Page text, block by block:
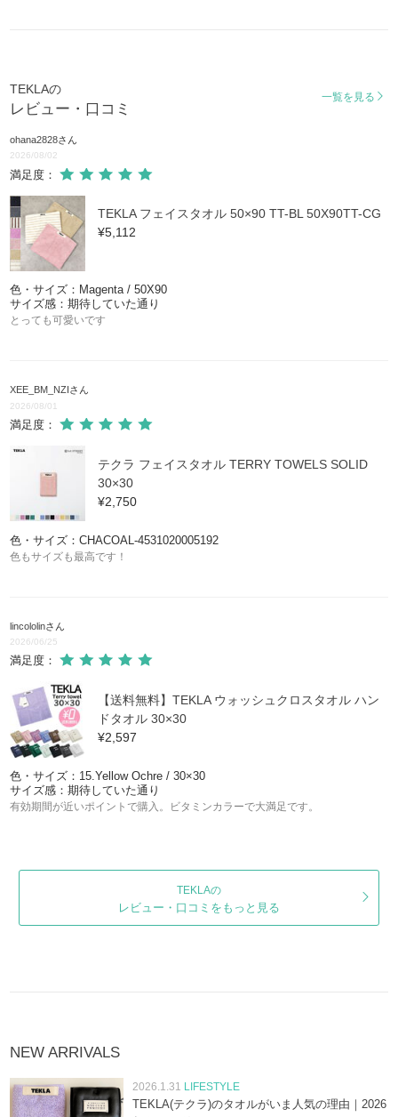
TEKLAの
レビュー・口コミ
一覧を見る
ohana2828さん
2026/08/02
満足度：
TEKLA フェイスタオル 50×90 TT-BL 50X90TT-CG
¥5,112
色・サイズ：Magenta / 50X90
サイズ感：期待していた通り
とっても可愛いです
XEE_BM_NZI さん
2026/08/01
満足度：
テクラ フェイスタオル TERRY TOWELS SOLID
30×30
¥2,750
色・サイズ：CHACOAL-4531020005192
色もサイズも最高です！
lincololinさん
2026/06/25
満足度：
【送料無料】TEKLA ウォッシュクロスタオル ハン
ドタオル 30×30
¥2,597
色・サイズ：15.Yellow Ochre / 30×30
サイズ感：期待していた通り
有効期間が近いポイントで購入。ビタミンカラーで大満足です。
TEKLAの
レビュー・口コミをもっと見る
NEW ARRIVALS
2026.1.31 LIFESTYLE
TEKLA(テクラ)のタオルがいま人気の理由｜2026